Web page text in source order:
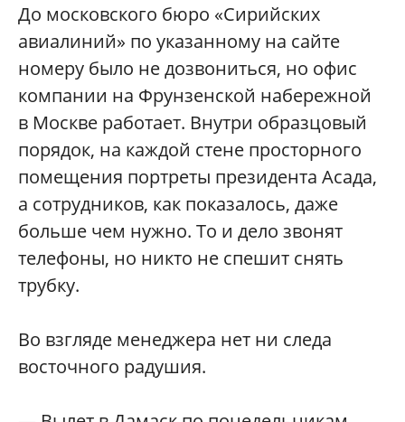
До московского бюро «Сирийских
авиалиний» по указанному на сайте
номеру было не дозвониться, но офис
компании на Фрунзенской набережной
в Москве работает. Внутри образцовый
порядок, на каждой стене просторного
помещения портреты президента Асада,
а сотрудников, как показалось, даже
больше чем нужно. То и дело звонят
телефоны, но никто не спешит снять
трубку.
Во взгляде менеджера нет ни следа
восточного радушия.